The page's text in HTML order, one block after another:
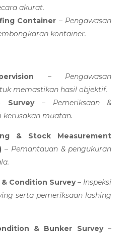
akurat.
Container – Pengawasan
kontainer.
– Pengawasan
memastikan hasil objektif.
Survey– Pemeriksaan &
kerusakan muatan.
& Stock Measurement
– Pemantauan & pengukuran
Condition Survey– Inspeksi
serta pemeriksaan lashing
& Bunker Survey–